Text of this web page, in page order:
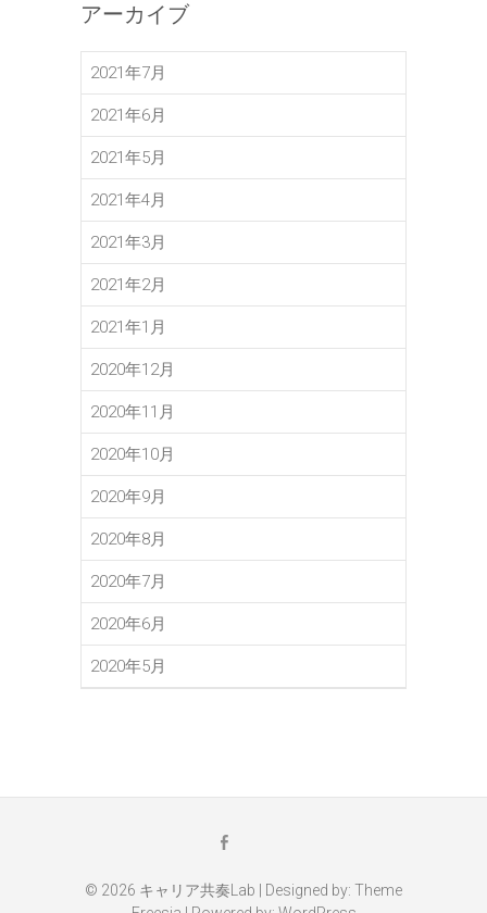
アーカイブ
2021年7月
2021年6月
2021年5月
2021年4月
2021年3月
2021年2月
2021年1月
2020年12月
2020年11月
2020年10月
2020年9月
2020年8月
2020年7月
2020年6月
2020年5月
ル
© 2026 キャリア共奏Lab | Designed by: Theme